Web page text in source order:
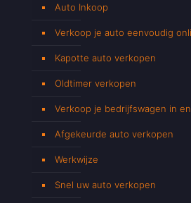
Auto Inkoop
Verkoop je auto eenvoudig
Kapotte auto verkopen
Oldtimer verkopen
Verkoop je bedrijfswagen in
Afgekeurde auto verkopen
Werkwijze
Snel uw auto verkopen